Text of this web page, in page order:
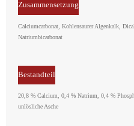
Zusammensetzung
Calciumcarbonat, Kohlensaurer Algenkalk,
Natriumbicarbonat
Bestandteil
20,8 % Calcium, 0,4 % Natrium, 0,4 %
unlösliche Asche